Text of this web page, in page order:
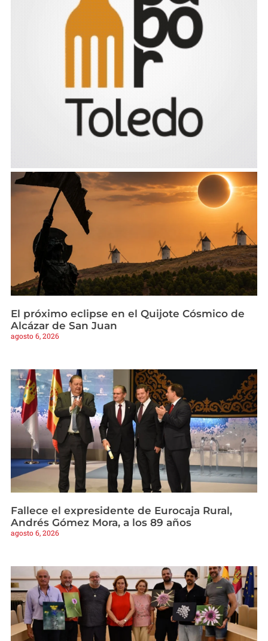
El próximo eclipse en el Quijote Cósmico de
Alcázar de San Juan
agosto 6, 2026
Fallece el expresidente de Eurocaja Rural,
Andrés Gómez Mora, a los 89 años
agosto 6, 2026